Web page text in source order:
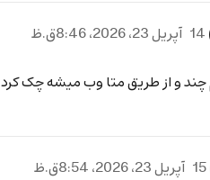
آپریل 23، 2026، 8:46ق.ظ 14
و از طریق متا وب میشه چک کرد
آپریل 23، 2026، 8:54ق.ظ 15